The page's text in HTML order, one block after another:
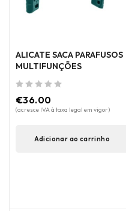
ALICATE SACA PARAFUSOS
MULTIFUNÇÕES
€36.00
(acresce IVA à taxa legal em vigor)
Adicionar ao carrinho